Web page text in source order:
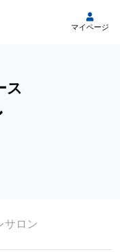
マイページ
ス
サロン